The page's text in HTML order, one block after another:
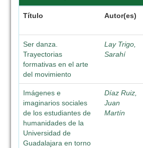
Título Autor(es)
Ser danza.
Trayectorias
formativas en el arte
del movimiento
Lay Trigo,
Sarahí
Imágenes e
imaginarios sociales
de los estudiantes de
humanidades de la
Universidad de
Guadalajara en torno
Díaz Ruiz,
Juan
Martín